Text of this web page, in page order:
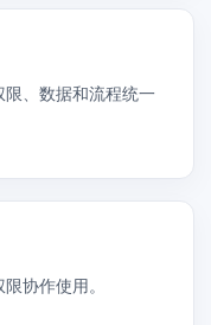
、数据和流程统一
协作使用。